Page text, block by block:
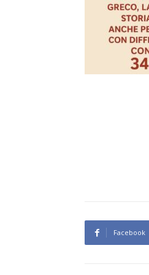
Facebook